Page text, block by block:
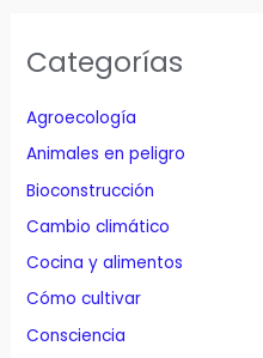
Categorías
Agroecología
Animales en peligro
Bioconstrucción
Cambio climático
Cocina y alimentos
Cómo cultivar
Consciencia